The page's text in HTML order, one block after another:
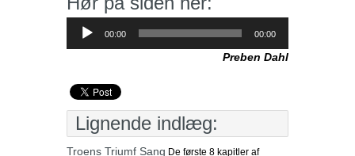
00:00 00:00
Preben Dahl
Lignende indlæg:
Troens Triumf Sang De første 8 kapitler af